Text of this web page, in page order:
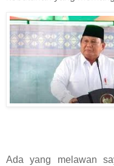
Ada yang melawan